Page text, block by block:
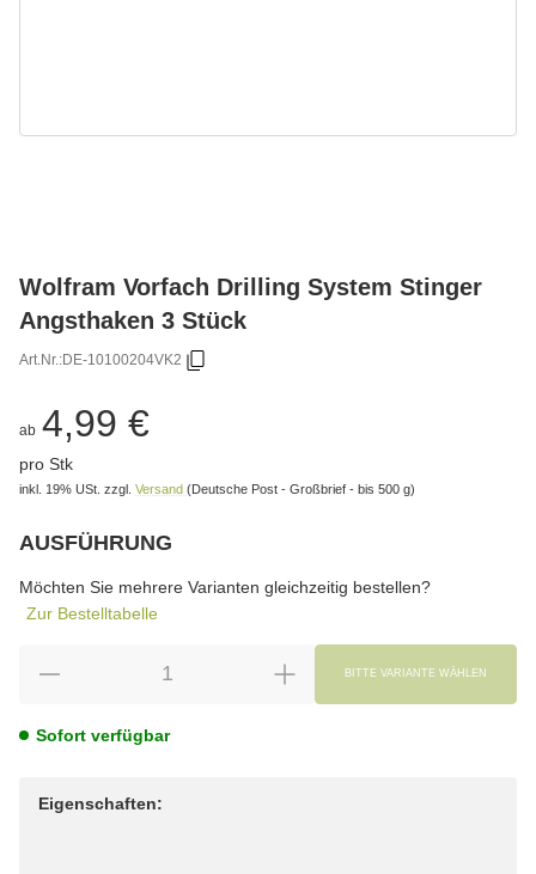
Wolfram Vorfach Drilling System Stinger
Angsthaken 3 Stück
Art.Nr.:DE-10100204VK2
ab 4,99 €
pro Stk
inkl. 19% USt. zzgl. Versand (Deutsche Post - Großbrief - bis 500 g)
AUSFÜHRUNG
Möchten Sie mehrere Varianten gleichzeitig bestellen?
Zur Bestelltabelle
BITTE VARIANTE WÄHLEN
Sofort verfügbar
Eigenschaften: